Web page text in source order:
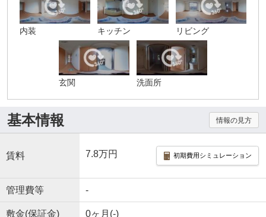
内装 キッチン リビング
玄関 洗面所
基本情報 情報の見方
賃料 7.8万円 初期費用シミュレーション
管理費等 -
敷金(保証金) 0ヶ月(-)